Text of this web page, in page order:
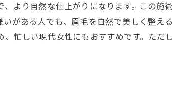
より自然な仕上がりになります。この施
がある人でも、眉毛を自然で美しく整え
忙しい現代女性にもおすすめです。ただ